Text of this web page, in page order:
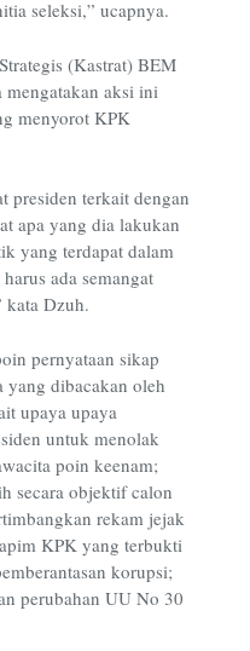
seleksi,” ucapnya.
(Kastrat) BEM
aksi ini
menyorot KPK
presiden terkait dengan
apa yang dia lakukan
yang terdapat dalam
ada semangat
kata Dzuh.
pernyataan sikap
yang dibacakan oleh
upaya upaya
untuk menolak
poin keenam;
secara objektif calon
rekam jejak
KPK yang terbukti
korupsi;
perubahan UU No 30